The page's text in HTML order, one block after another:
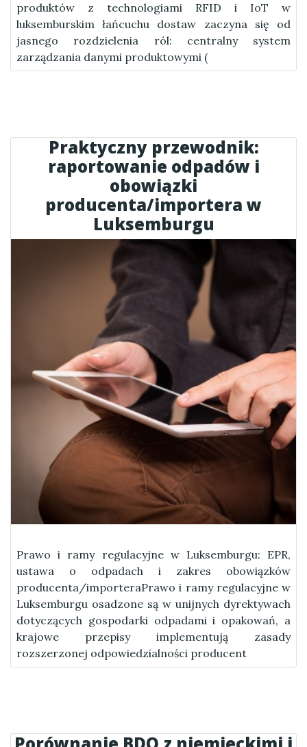
produktów z technologiami RFID i IoT w
luksemburskim łańcuchu dostaw zaczyna się od
jasnego rozdzielenia ról: centralny system
zarządzania danymi produktowymi (
Praktyczny przewodnik:
raportowanie odpadów i
obowiązki
producenta/importera w
Luksemburgu
Prawo i ramy regulacyjne w Luksemburgu: EPR,
ustawa o odpadach i zakres obowiązków
producenta/importeraPrawo i ramy regulacyjne w
Luksemburgu osadzone są w unijnych dyrektywach
dotyczących gospodarki odpadami i opakowań, a
krajowe przepisy implementują zasady
rozszerzonej odpowiedzialności producent